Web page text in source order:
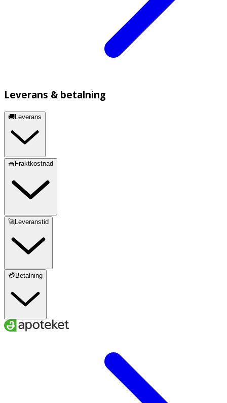
Leverans & betalning
🚚Leverans
🧺Fraktkostnad
🚀Leveranstid
💳Betalning